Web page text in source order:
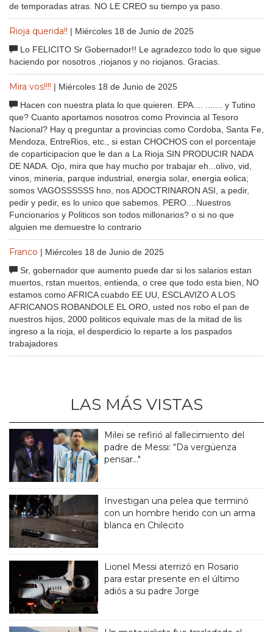
de temporadas atras. NO LE CREO su tiempo ya paso.
Rioja querida!! | Miércoles 18 de Junio de 2025
Lo FELICITO Sr Gobernador!! Le agradezco todo lo que sigue
haciendo por nosotros ,riojanos y no riojanos. Gracias.
Mira vos!!!! | Miércoles 18 de Junio de 2025
Hacen con nuestra plata lo que quieren. EPA.... ....... y Tutino
que? Cuanto aportamos nosotros como Provincia al Tesoro
Nacional? Hay q preguntar a provincias como Cordoba, Santa Fe,
Mendoza, EntreRios, etc., si estan CHOCHOS con el porcentaje
de coparticipacion que le dan a La Rioja SIN PRODUCIR NADA
DE NADA. Ojo, mira que hay mucho por trabajar eh...olivo, vid,
vinos, mineria, parque industrial, energia solar, energia eolica;
somos VAGOSSSSSS hno, nos ADOCTRINARON ASI, a pedir,
pedir y pedir, es lo unico que sabemos. PERO....Nuestros
Funcionarios y Politicos son todos millonarios? o si no que
alguien me demuestre lo contrario
Franco | Miércoles 18 de Junio de 2025
Sr, gobernador que aumento puede dar si los salarios estan
muertos, rstan muertos, entienda, o cree que todo esta bien, NO
estamos como AFRICA cuabdo EE UU, ESCLAVIZO A LOS
AFRICANOS ROBANDOLE EL ORO, usted nos robo el pan de
nuestros hijos, 2000 politicos equivale mas de la mitad de lis
ingreso a la rioja, el desperdicio lo reparte a los paspados
trabajadores
LAS MÁS VISTAS
Milei se refirió al fallecimiento del
padre de Messi: “Da vergüenza
pensar..."
Investigan una pelea que terminó
con un hombre herido con un arma
blanca en Chilecito
Lionel Messi aterrizó en Rosario
para estar presente en el último
adiós a su padre Jorge